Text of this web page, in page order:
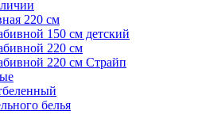
220 см
150 см детский
220 см
220 см Страйп
белья